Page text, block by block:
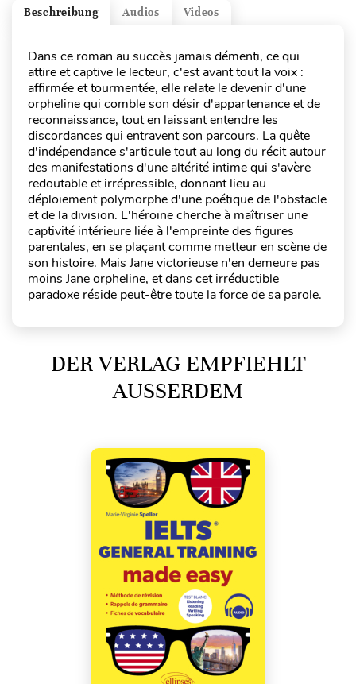
Videos
Audios
Beschreibung
Dans ce roman au succès jamais démenti, ce qui
attire et captive le lecteur, c'est avant tout la voix :
affirmée et tourmentée, elle relate le devenir d'une
orpheline qui comble son désir d'appartenance et de
reconnaissance, tout en laissant entendre les
discordances qui entravent son parcours. La quête
d'indépendance s'articule tout au long du récit autour
des manifestations d'une altérité intime qui s'avère
redoutable et irrépressible, donnant lieu au
déploiement polymorphe d'une poétique de l'obstacle
et de la division. L'héroïne cherche à maîtriser une
captivité intérieure liée à l'empreinte des figures
parentales, en se plaçant comme metteur en scène de
son histoire. Mais Jane victorieuse n'en demeure pas
moins Jane orpheline, et dans cet irréductible
paradoxe réside peut-être toute la force de sa parole.
DER VERLAG EMPFIEHLT
AUSSERDEM